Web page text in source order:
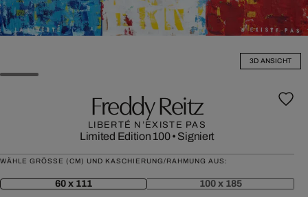
3D ANSICHT
Freddy Reitz
LIBERTÉ N’EXISTE PAS
Limited Edition 100• Signiert
WÄHLE GRÖSSE (CM) UND KASCHIERUNG/RAHMUNG AUS:
60 x 111 100 x 185